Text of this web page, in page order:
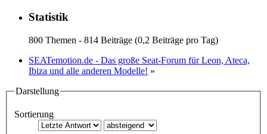
Statistik
800 Themen - 814 Beiträge (0,2 Beiträge pro Tag)
SEATemotion.de - Das große Seat-Forum für Leon, Ateca,
Ibiza und alle anderen Modelle! »
Darstellung
Sortierung